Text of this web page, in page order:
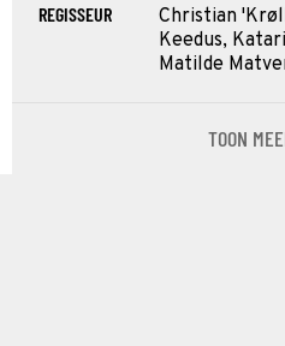
REGISSEUR
Christian
Keedus,
Matilde
TOON